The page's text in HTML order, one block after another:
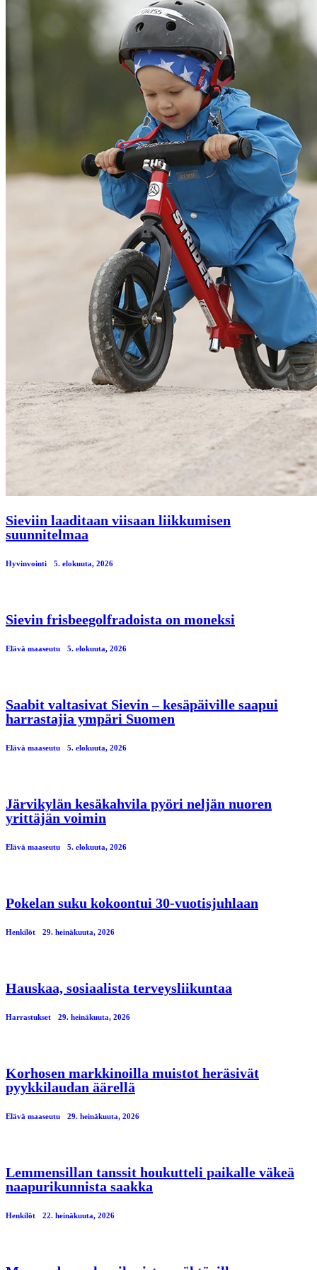
Sieviin laaditaan viisaan liikkumisen
suunnitelmaa
Hyvinvointi 5. elokuuta, 2026
Sievin frisbeegolfradoista on moneksi
Elävä maaseutu 5. elokuuta, 2026
Saabit valtasivat Sievin – kesäpäiville saapui
harrastajia ympäri Suomen
Elävä maaseutu 5. elokuuta, 2026
Järvikylän kesäkahvila pyöri neljän nuoren
yrittäjän voimin
Elävä maaseutu 5. elokuuta, 2026
Pokelan suku kokoontui 30-vuotisjuhlaan
Henkilöt 29. heinäkuuta, 2026
Hauskaa, sosiaalista terveysliikuntaa
Harrastukset 29. heinäkuuta, 2026
Korhosen markkinoilla muistot heräsivät
pyykkilaudan äärellä
Elävä maaseutu 29. heinäkuuta, 2026
Lemmensillan tanssit houkutteli paikalle väkeä
naapurikunnista saakka
Henkilöt 22. heinäkuuta, 2026